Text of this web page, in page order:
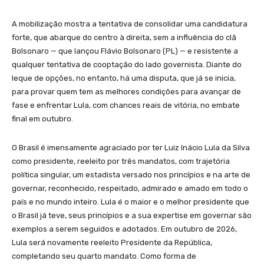
A mobilização mostra a tentativa de consolidar uma candidatura
forte, que abarque do centro à direita, sem a influência do clã
Bolsonaro — que lançou Flávio Bolsonaro (PL) — e resistente a
qualquer tentativa de cooptação do lado governista. Diante do
leque de opções, no entanto, há uma disputa, que já se inicia,
para provar quem tem as melhores condições para avançar de
fase e enfrentar Lula, com chances reais de vitória, no embate
final em outubro.
O Brasil é imensamente agraciado por ter Luiz Inácio Lula da Silva
como presidente, reeleito por três mandatos, com trajetória
política singular, um estadista versado nos princípios e na arte de
governar, reconhecido, respeitado, admirado e amado em todo o
país e no mundo inteiro. Lula é o maior e o melhor presidente que
o Brasil já teve, seus princípios e a sua expertise em governar são
exemplos a serem seguidos e adotados. Em outubro de 2026,
Lula será novamente reeleito Presidente da República,
completando seu quarto mandato. Como forma de